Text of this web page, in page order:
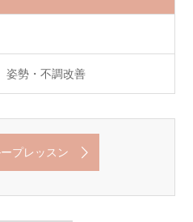
姿勢・不調改善
プレッスン